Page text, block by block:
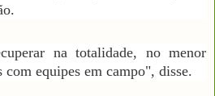
na totalidade, no menor
com equipes em campo", disse.